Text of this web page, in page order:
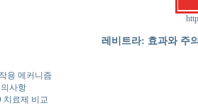
레비트라: 효과와 주
용 메커니즘
사항
치료제 비교